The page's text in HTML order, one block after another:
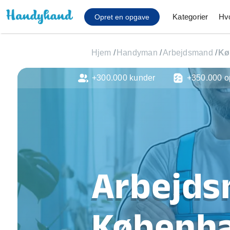
Opret en opgave Kategorier
Affaldsfjernelse
Afhentning af
Anlæg af terrasse
Cykel reparation
Flyttehjælp
Gulvlaminering
Hårde hvidevare
Hjælp til mobil, pc,
Installation af ildsted
Møbelsamling og
Ophængning af
Hjem / Handyman /Arbejdsmand /
+300.000 kunder +350.000